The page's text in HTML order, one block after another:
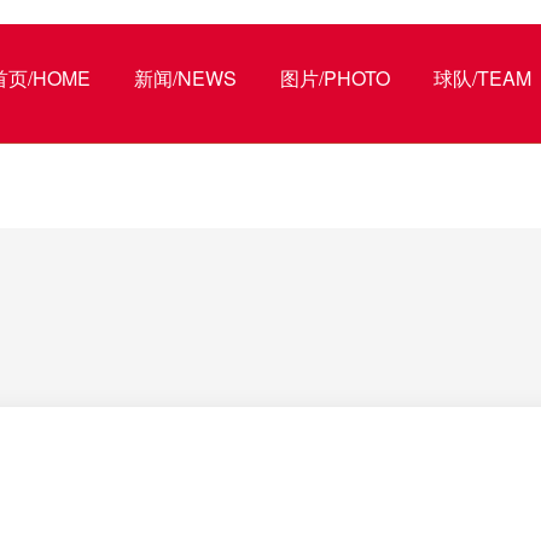
页/HOME 新闻/NEWS 图片/PHOTO 球队/TEAM